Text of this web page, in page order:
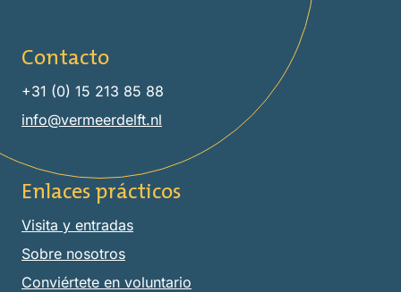
Contacto
+31 (0) 15 213 85 88
info@vermeerdelft.nl
Enlaces prácticos
Visita y entradas
Sobre nosotros
Conviértete en voluntario